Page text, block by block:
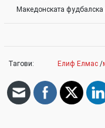
Македонската фудбалска
Тагови: Елиф Елмас /